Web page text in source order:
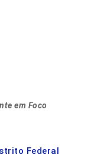
em Foco
Federal